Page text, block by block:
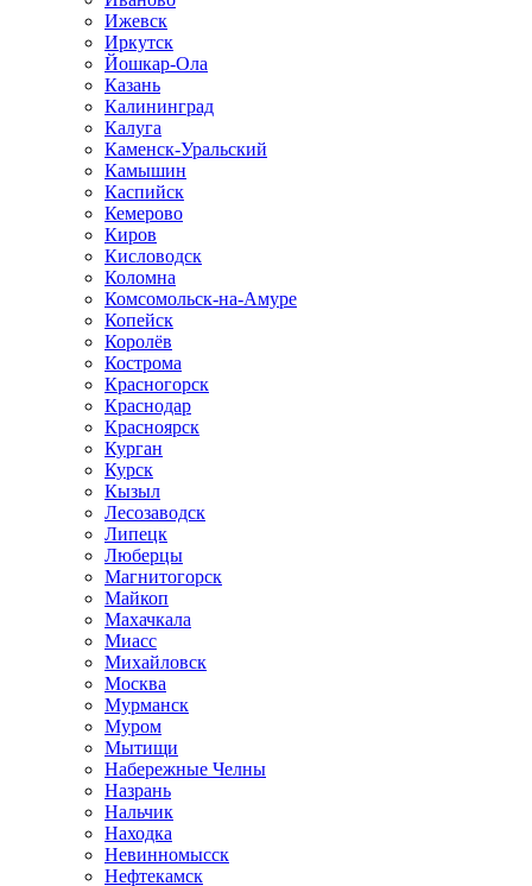
Ижевск
Иркутск
Йошкар-Ола
Казань
Калининград
Калуга
Каменск-Уральский
Камышин
Каспийск
Кемерово
Киров
Кисловодск
Коломна
Комсомольск-на-Амуре
Копейск
Королёв
Кострома
Красногорск
Краснодар
Красноярск
Курган
Курск
Кызыл
Лесозаводск
Липецк
Люберцы
Магнитогорск
Майкоп
Махачкала
Миасс
Михайловск
Москва
Мурманск
Муром
Мытищи
Набережные Челны
Назрань
Нальчик
Находка
Невинномысск
Нефтекамск